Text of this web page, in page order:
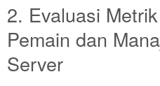
2. Evaluasi
Pemain dan
Server